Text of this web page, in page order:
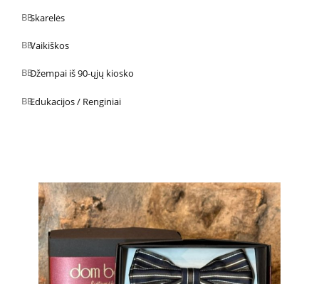
Skarelės
Vaikiškos
Džempai iš 90-ųjų kiosko
Edukacijos / Renginiai